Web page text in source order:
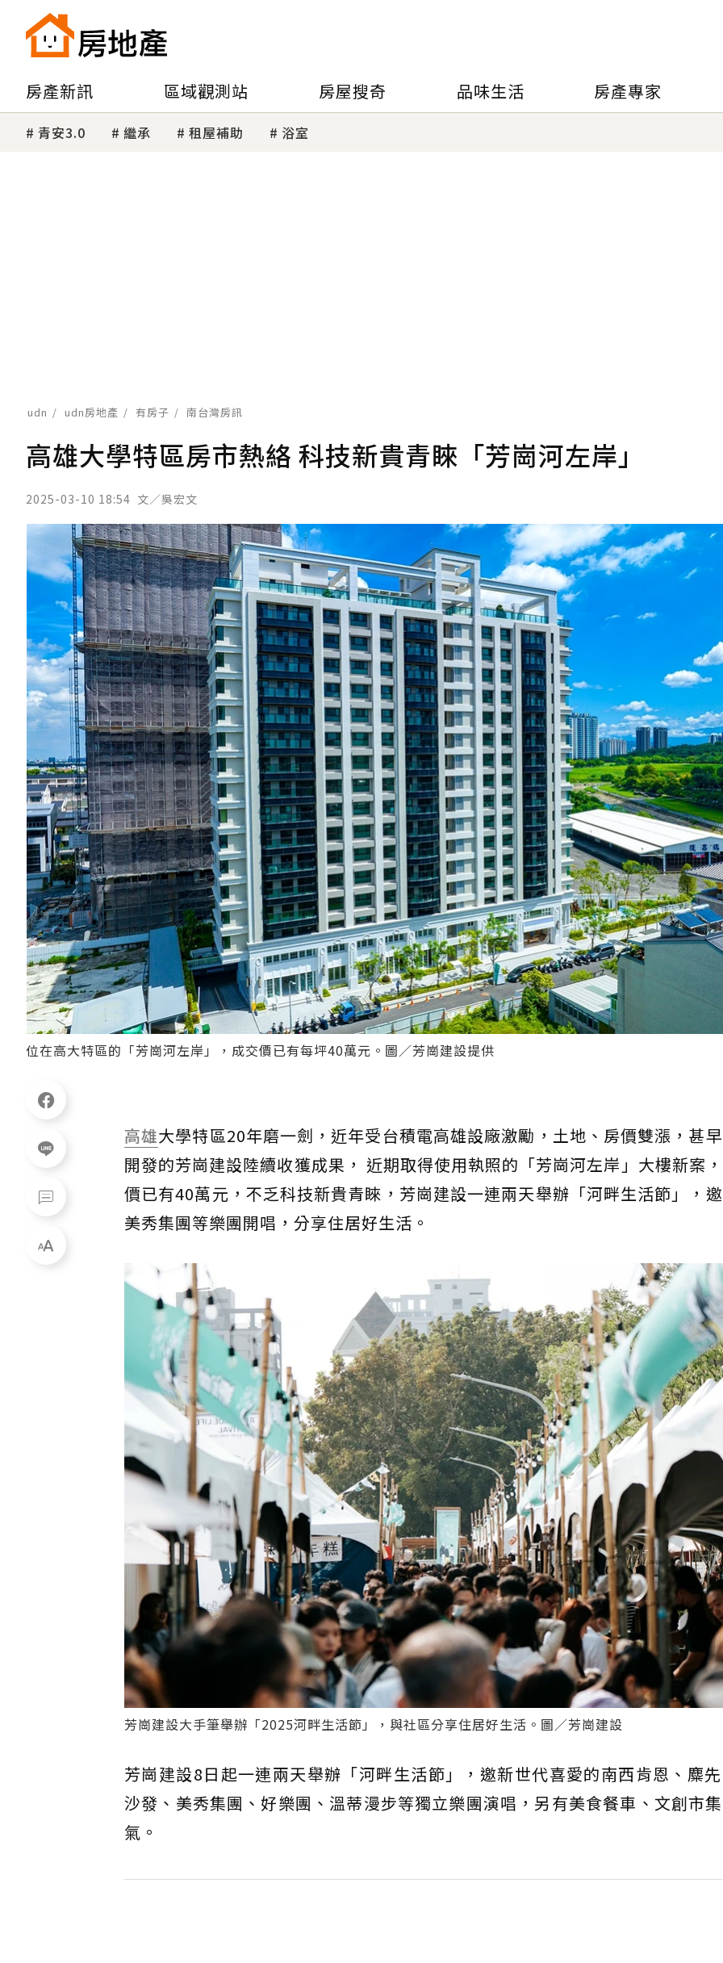
房產新訊 區域觀測站 房屋搜奇 品味生活 房產專家
青安3.0 繼承 租屋補助 浴室
udn udn房地產 有房子 南台灣房訊
高雄大學特區房市熱絡 科技新貴青睞「芳崗河左岸」
2025-03-10 18:54 文／吳宏文
位在高大特區的「芳崗河左岸」，成交價已有每坪40萬元。圖／芳崗建設提供
高雄大學特區20年磨一劍，近年受台積電高雄設廠激勵，土地、房價雙漲，甚
開發的芳崗建設陸續收獲成果， 近期取得使用執照的「芳崗河左岸」大樓新案
價已有40萬元，不乏科技新貴青睞，芳崗建設一連兩天舉辦「河畔生活節」，邀
美秀集團等樂團開唱，分享住居好生活。
芳崗建設大手筆舉辦「2025河畔生活節」，與社區分享住居好生活。圖／芳崗建設
芳崗建設8日起一連兩天舉辦「河畔生活節」，邀新世代喜愛的南西肯恩、麋
沙發、美秀集團、好樂團、溫蒂漫步等獨立樂團演唱，另有美食餐車、文創市
氣。